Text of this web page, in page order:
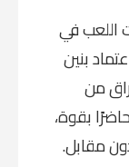
اللعب في
بنين
من
بقوة،
مقابل.